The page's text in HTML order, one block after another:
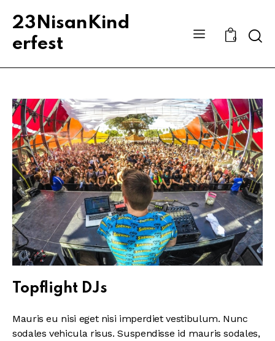
23NisanKind
erfest
0
Topflight DJs
Mauris eu nisi eget nisi imperdiet vestibulum. Nunc
sodales vehicula risus. Suspendisse id mauris sodales,